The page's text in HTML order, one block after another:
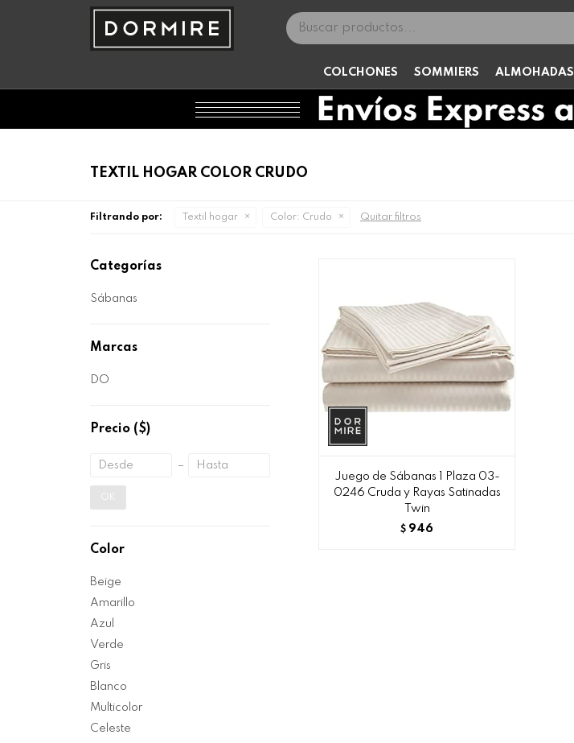
COLCHONES SOMMIERS ALMOHADAS
TEXTIL HOGAR COLOR CRUDO
Filtrando por: Textil hogar Color: Crudo Quitar filtros
Juego de Sábanas 1 Plaza 03-
0246 Cruda y Rayas Satinadas
Twin
$ 946
Categorías
Sábanas
Marcas
DO
Precio ($)
Color
Beige
Amarillo
Azul
Verde
Gris
Blanco
Multicolor
Celeste